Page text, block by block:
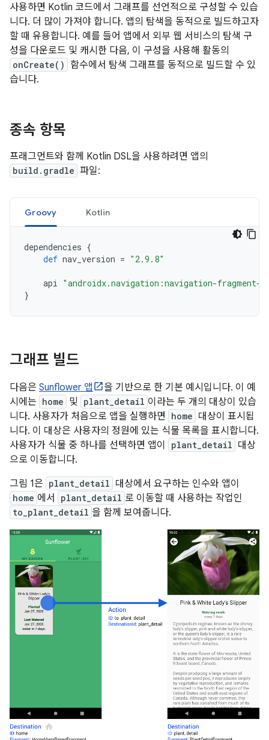
사용하면 Kotlin 코드에서 그래프를 선언적으로 구성할 수 있습
니다. 더 많이 가져야 합니다. 앱의 탐색을 동적으로 빌드하고자
할 때 유용합니다. 예를 들어 앱에서 외부 웹 서비스의 탐색 구
성을 다운로드 및 캐시한 다음, 이 구성을 사용해 활동의
onCreate()
함수에서 탐색 그래프를 동적으로 빌드할 수 있
습니다.
종속 항목
프래그먼트와 함께 Kotlin DSL을 사용하려면 앱의
build.gradle 파일:
Groovy Kotlin
dependencies {
def nav_version = "2.9.8"
api "androidx.navigation:navigation-fragment-
}
그래프 빌드
다음은 Sunflower 앱
을 기반으로 한 기본 예시입니다. 이 예
시에는 home 및 plant_detail 이라는 두 개의 대상이 있습
니다. 사용자가 처음으로 앱을 실행하면
home 대상이 표시됩
니다. 이 대상은 사용자의 정원에 있는 식물 목록을 표시합니다.
사용자가 식물 중 하나를 선택하면 앱이
plant_detail 대상
으로 이동합니다.
그림 1은 plant_detail 대상에서 요구하는 인수와 앱이
home 에서 plant_detail 로 이동할 때 사용하는 작업인
to_plant_detail 을 함께 보여줍니다.